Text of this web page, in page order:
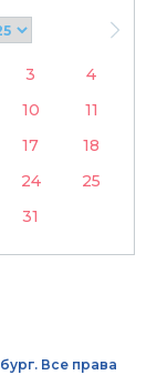
3
4
10
11
17
18
24
25
31
Все права